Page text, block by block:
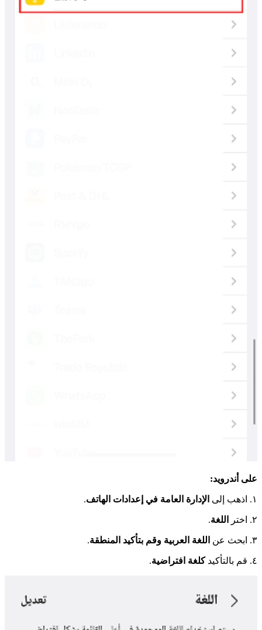
على أندرويد:
١. اذهب إلى الإدارة العامة في إعدادات الهاتف.
٢. اختر اللغة.
٣. ابحث عن اللغة العربية وقم بتأكيد المنطقة.
٤. قم بالتأكيد كلغة افتراضية.